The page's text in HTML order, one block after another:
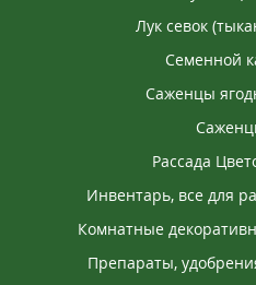
Лук севок
Семенной
Саженцы
Рассада
Инвентарь, все для
Комнатные
Препараты,